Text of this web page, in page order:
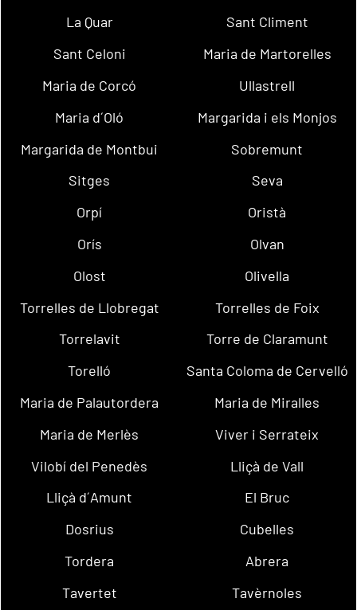
La Quar
Sant Climent
Sant Celoni
Maria de Martorelles
Maria de Corcó
Ullastrell
Maria d´Oló
Margarida i els Monjos
Margarida de Montbui
Sobremunt
Sitges
Seva
Orpí
Oristà
Orís
Olvan
Olost
Olivella
Torrelles de Llobregat
Torrelles de Foix
Torrelavit
Torre de Claramunt
Torelló
Santa Coloma de Cervelló
Maria de Palautordera
Maria de Miralles
Maria de Merlès
Viver i Serrateix
Vilobí del Penedès
Lliçà de Vall
Lliçà d´Amunt
El Bruc
Dosrius
Cubelles
Tordera
Abrera
Tavertet
Tavèrnoles